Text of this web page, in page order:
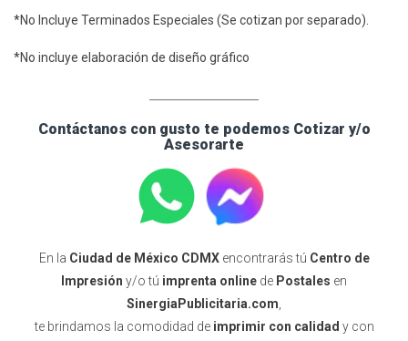
*No Incluye Terminados Especiales (Se cotizan por separado).
*No incluye elaboración de diseño gráfico
Contáctanos con gusto te podemos Cotizar y/o
Asesorarte
En la Ciudad de México CDMXencontrarás tú Centro de
Impresión y/o tú imprenta online de Postales en
SinergiaPublicitaria.com
te brindamos la comodidad de imprimir con calidad y con